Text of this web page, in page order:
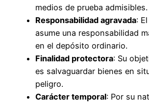
medios de prueba admisibles.
Responsabilidad agravada:
asume una responsabilidad
en el depósito ordinario.
Finalidad protectora: Su
es salvaguardar bienes en
peligro.
Carácter temporal: Por su